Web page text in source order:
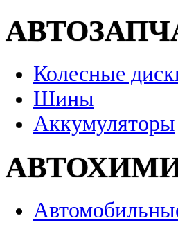
Колесные
Шины
Аккумуляторы